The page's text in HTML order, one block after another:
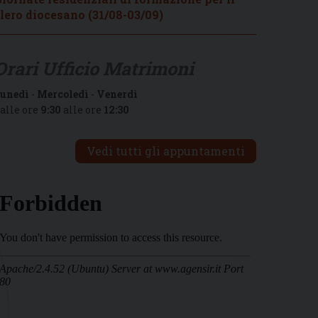
diocesano (31/08-03/09)
- Mercoledì - Venerdì
ore 9:30 alle ore 12:30
Vedi tutti gli appuntamenti